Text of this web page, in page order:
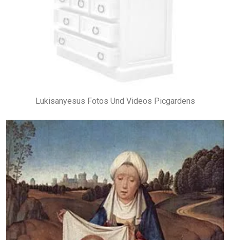
Lukisanyesus Fotos Und Videos Picgardens